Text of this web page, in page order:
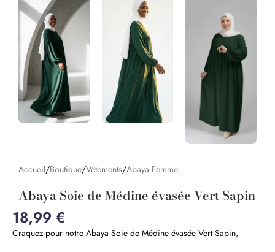
Accueil/Boutique/Vêtements/Abaya Femme
Abaya Soie de Médine évasée Vert Sapin
18,99 €
Craquez pour notre Abaya Soie de Médine évasée Vert Sapin,